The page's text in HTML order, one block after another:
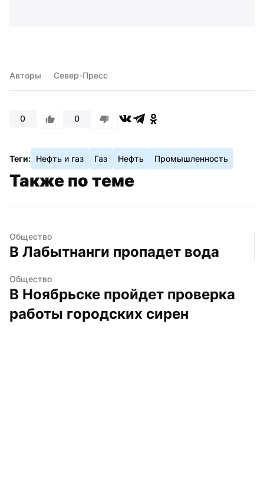
Авторы Север-Пресс
0 0
Теги: Нефть и газ Газ Нефть Промышленность
Также по теме
Общество
В Лабытнанги пропадет вода
Общество
В Ноябрьске пройдет проверка
работы городских сирен